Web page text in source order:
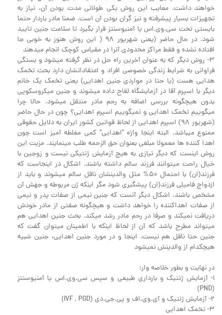
خواهند داشت. معایب این روش یکی طولانی مدت بودن آن، نیاز به
تجهیزات بسیار پیشرفته و نیز گران بودن آن است. ضمنا مادر باردار حتما
بایستی تحت سی.وی.اس یا آمنیوسنتز قرار بگیرد تا سلامت جنین تایید
شود. در حال حاضر (یعنی شهریور 98 ( این روش هنوز به خوبی جا
افتاده نشده و فقط مراکز محدودی آنرا در مقیاس کوچک انجام میدهند
3- روش دیگر که به عنوان آخرین راه حل در نظر گرفته میشود و بستگی
فراوانی به شرایط زندگی خصوصی افراد و اعتقاداتشان دارد بحث تخمک
هدایی هست (یا حتا در مواردی جنین اهدایی) یعنی تخمک یک خانم
دیگر با اسپرم آقا در آزمایشگاه لقاح داده میشوند و جنین میکروسکوپی
بدون هیچگونه بررسی اضافه به رحم مادر منتقل میشود. حالا چرا
میگوییم تخمک اهدایی و نمیگوییم اسپرم اهدایی؟ چون در حال حاضر
(شهریور 98) اسپرم اهدایی از لحاظ قوانین کشور ایران به دلایل حقوقی
ممنوع میباشد. البته اینجا واژه "اهدایی" کمی مغلطه آمیز است چون
اهدا کننده ها معمولا مبلغی بعنوان حق الزحمه طلب مینمایند. مزیت این
روش اینست که دیگر نیازی به هیچ آزمایش ژنتیکی نیست و زوجین با
خیال راحت میتوانند فرزند سالم داشته باشند. اشکال در اینجاست که
فرزند(ان) با احتمال 50% مثل والدینشان ناقل سالم میشوند و باید از
ازدواج فامیلی فرزند(ان) پیشگیری شود مگر اینکه ژن مربوطه و جهش آن
مشخص باشند. اشکال دیگر آنست که جنین نیمی از صفات پدر و نیمی
از صفات اهداکننده را خواهد داشت و هیچگونه صفتی از مادر خودش
دریافت نمیکند و صرفا در رحم مادر رشد میکند. بحث جنین اهدایی هم
میتواند مطرح باشد که آن از لحاظ اینکه با اطمینان میتوان گفت که
جنین حتا ناقل هم نیست. اینجا و در مورد جنین اهدایی، جنین شبیه
هیچکدام از والدینش نمیشود
در نهایت و بطور خلاصه وار:
1- آزمایش ژنتیک و بارداری طبیعی و سپس سی.وی.اس یا آمنیوسنتز
(PND)
2- آزمایش ژنتیک و آی.وی.اف و پی.جی.دی (IVF , PGD)
3- تخمک اهدایی